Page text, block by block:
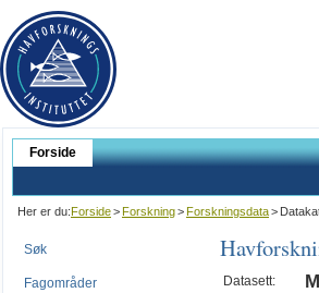
Forside
Her er du:Forside>Forskning>Forskningsdata>
Søk
Fagområder Datasett: